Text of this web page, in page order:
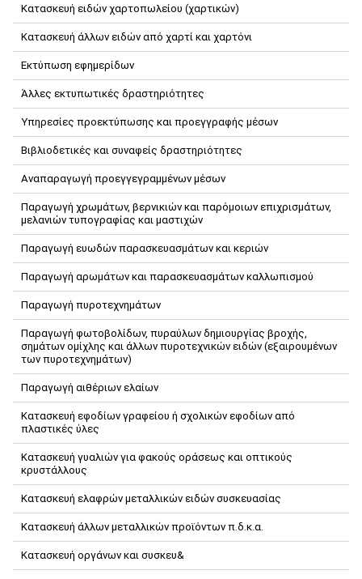
Κατασκευή ειδών χαρτοπωλείου (χαρτικών)
Κατασκευή άλλων ειδών από χαρτί και χαρτόνι
Εκτύπωση εφημερίδων
Άλλες εκτυπωτικές δραστηριότητες
Υπηρεσίες προεκτύπωσης και προεγγραφής μέσων
Βιβλιοδετικές και συναφείς δραστηριότητες
Αναπαραγωγή προεγγεγραμμένων μέσων
Παραγωγή χρωμάτων, βερνικιών και παρόμοιων επιχρισμάτων,
μελανιών τυπογραφίας και μαστιχών
Παραγωγή ευωδών παρασκευασμάτων και κεριών
Παραγωγή αρωμάτων και παρασκευασμάτων καλλωπισμού
Παραγωγή πυροτεχνημάτων
Παραγωγή φωτοβολίδων, πυραύλων δημιουργίας βροχής,
σημάτων ομίχλης και άλλων πυροτεχνικών ειδών (εξαιρουμένων
των πυροτεχνημάτων)
Παραγωγή αιθέριων ελαίων
Κατασκευή εφοδίων γραφείου ή σχολικών εφοδίων από
πλαστικές ύλες
Κατασκευή γυαλιών για φακούς οράσεως και οπτικούς
κρυστάλλους
Κατασκευή ελαφρών μεταλλικών ειδών συσκευασίας
Κατασκευή άλλων μεταλλικών προϊόντων π.δ.κ.α.
Κατασκευή οργάνων και συσκευ&